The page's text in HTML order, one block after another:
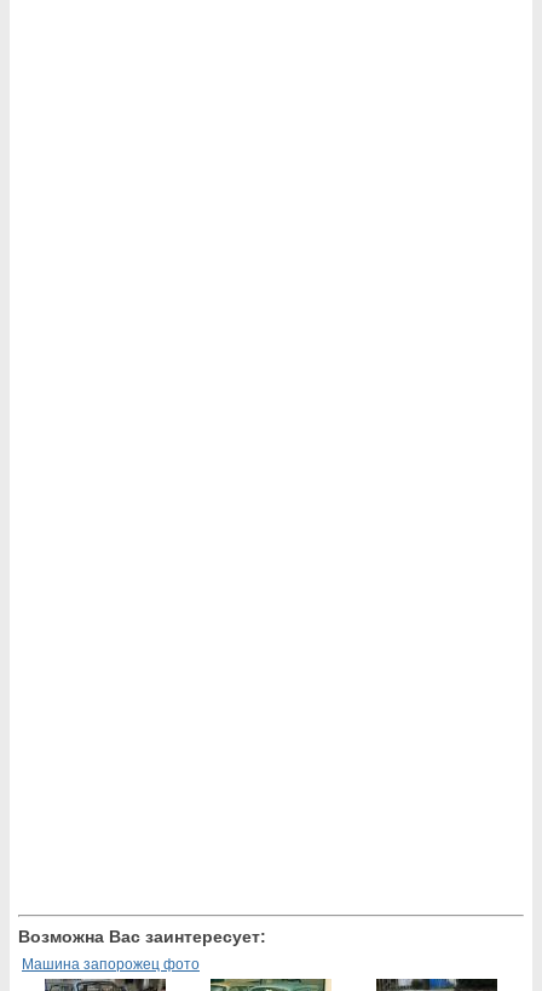
Возможна Вас заинтересует:
Машина запорожец фото